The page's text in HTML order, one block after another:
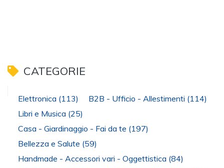
CATEGORIE
Elettronica (113) B2B - Ufficio - Allestimenti (114)
Libri e Musica (25)
Casa - Giardinaggio - Fai da te (197)
Bellezza e Salute (59)
Handmade - Accessori vari - Oggettistica (84)